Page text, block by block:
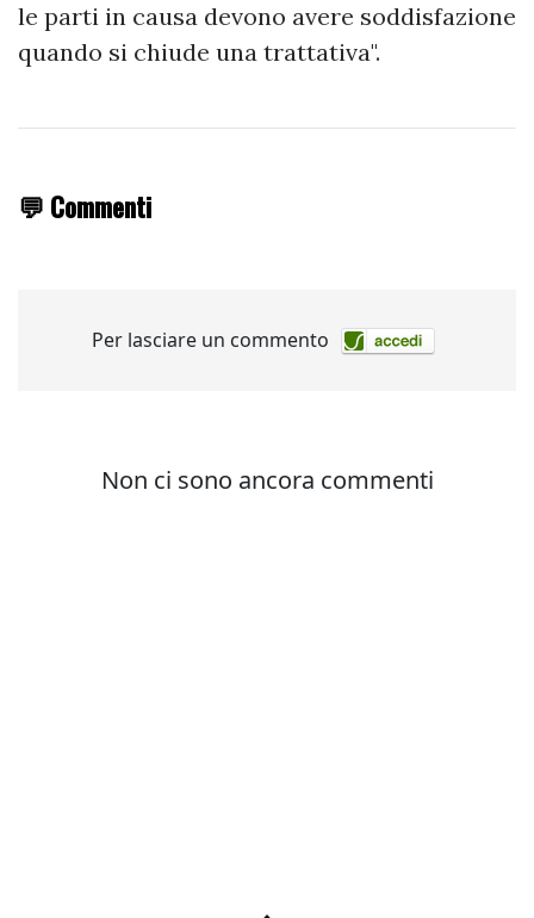
le parti in causa devono avere soddisfazione
quando si chiude una trattativa".
💬 Commenti